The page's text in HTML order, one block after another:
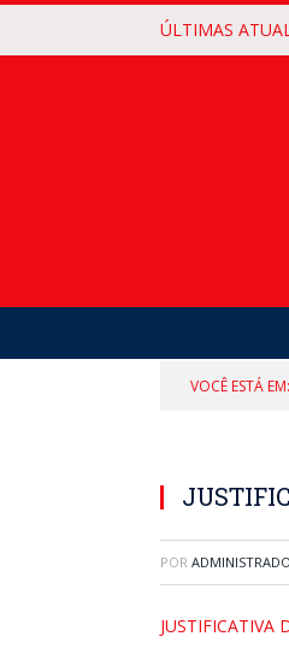
ÚLTIMAS
VOCÊ ESTÁ EM:
POR
JUSTIFICATIVA